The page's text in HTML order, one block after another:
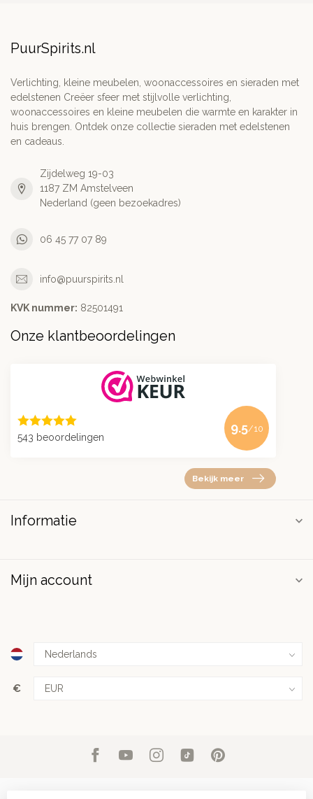
PuurSpirits.nl
Verlichting, kleine meubelen, woonaccessoires en sieraden met
edelstenen Creëer sfeer met stijlvolle verlichting,
woonaccessoires en kleine meubelen die warmte en karakter in
huis brengen. Ontdek onze collectie sieraden met edelstenen
en cadeaus.
Zijdelweg 19-03
1187 ZM Amstelveen
Nederland (geen bezoekadres)
06 45 77 07 89
info@puurspirits.nl
KVK nummer: 82501491
Onze klantbeoordelingen
543 beoordelingen
9.5/10
Bekijk meer
Informatie
Mijn account
€